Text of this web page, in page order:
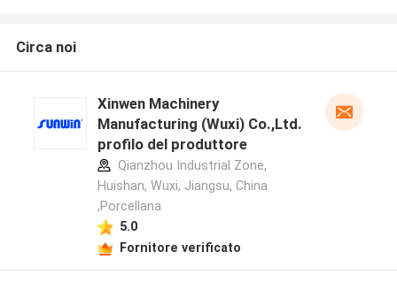
Circa noi
Xinwen Machinery
Manufacturing (Wuxi) Co.,Ltd.
profilo del produttore
Qianzhou Industrial Zone,
Huishan, Wuxi, Jiangsu, China
,Porcellana
5.0
Fornitore verificato